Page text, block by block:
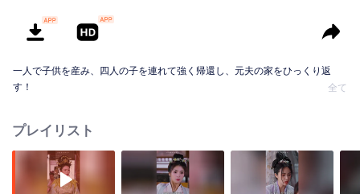
一人で子供を産み、四人の子を連れて強く帰還し、元夫の家をひっくり返
す！
全て
プレイリスト